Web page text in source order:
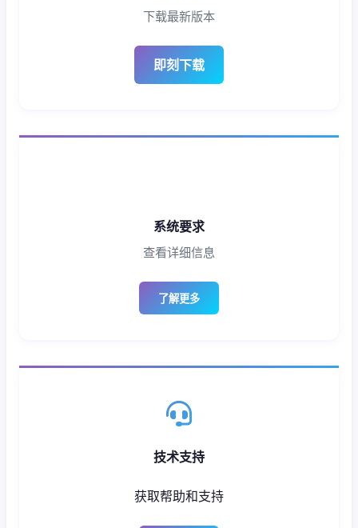
下载最新版本
即刻下载
系统要求
查看详细信息
了解更多
技术支持
获取帮助和支持